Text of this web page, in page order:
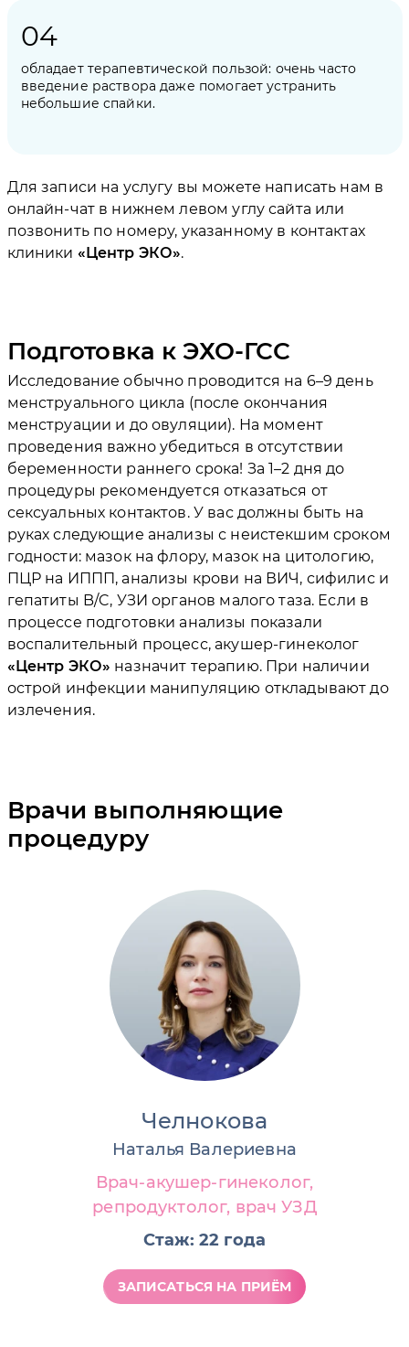
обладает терапевтической пользой: очень часто
введение раствора даже помогает устранить
небольшие спайки.
Для записи на услугу вы можете написать нам в
онлайн-чат в нижнем левом углу сайта или
позвонить по номеру, указанному в контактах
клиники
Центр ЭКО .
Подготовка к ЭХО-ГСС
Исследование обычно проводится на 6–9 день
менструального цикла (после окончания
менструации и до овуляции). На момент
проведения важно убедиться в отсутствии
беременности раннего срока! За 1–2 дня до
процедуры рекомендуется отказаться от
сексуальных контактов. У вас должны быть на
руках следующие анализы с неистекшим сроком
годности: мазок на флору, мазок на цитологию,
ПЦР на ИППП, анализы крови на ВИЧ, сифилис и
гепатиты B/C, УЗИ органов малого таза. Если в
процессе подготовки анализы показали
воспалительный процесс, акушер-гинеколог
Центр ЭКО
назначит терапию. При наличии
острой инфекции манипуляцию откладывают до
излечения.
Врачи выполняющие
процедуру
Челнокова
Наталья Валериевна
Врач-акушер-гинеколог,
репродуктолог, врач УЗД
Стаж: 22 года
ЗАПИСАТЬСЯ НА ПРИЁМ